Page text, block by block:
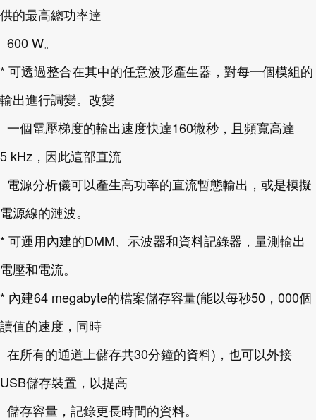
供的最高總功率達
600 W。
* 可透過整合在其中的任意波形產生器，對每一個模組的
輸出進行調變。改變
一個電壓梯度的輸出速度快達160微秒，且頻寬高達
5 kHz，因此這部直流
電源分析儀可以產生高功率的直流暫態輸出，或是模擬
電源線的漣波。
* 可運用內建的DMM、示波器和資料記錄器，量測輸出
電壓和電流。
* 內建64 megabyte的檔案儲存容量(能以每秒50，000個
讀值的速度，同時
在所有的通道上儲存共30分鐘的資料)，也可以外接
USB儲存裝置，以提高
儲存容量，記錄更長時間的資料。